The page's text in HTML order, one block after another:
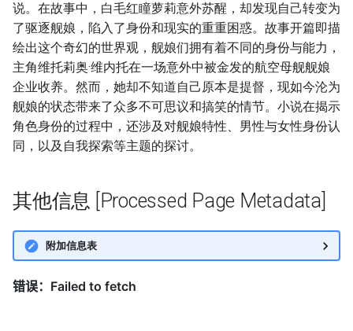
说。在故事中，白毛红瞳萝莉意外苏醒，却发现自己转变为
了驱逐舰娘，陷入了身份和现实的重重困惑。故事开篇即描
绘出这个奇幻的世界观，舰娘们拥有着不同的身份与能力，
主角维托莉奥·维内托在一场意外中被金发的航空母舰舰娘
企业收养。然而，她却不知道自己原本是提督，现如今沦为
舰娘的状态带来了众多不可思议和搞笑的情节。小说在揭示
角色身份的过程中，还涉及对舰娘特性、男性与女性身份认
同，以及自我探索等主题的探讨。
其他信息 [Processed Page Metadata]
附加信息表